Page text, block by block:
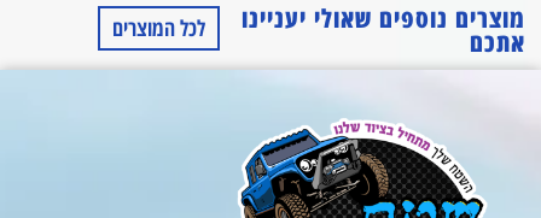
מוצרים נוספים שאולי יעניינו
אתכם לכל המוצרים